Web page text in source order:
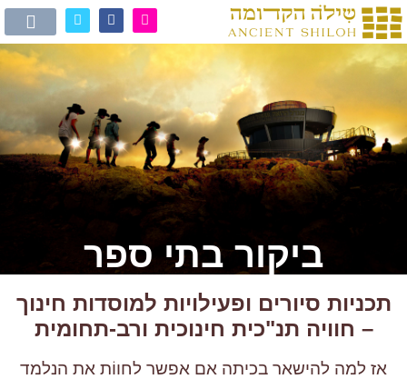
ביקור בתי ספר
תכניות סיורים ופעילויות למוסדות חינוך
– חוויה תנ"כית חינוכית ורב-תחומית
אז למה להישאר בכיתה אם אפשר לחווֹת את הנלמד